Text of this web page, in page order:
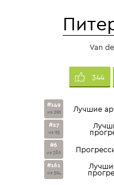
Van
344
#149
из 296 Лучшие
#27
из 95
#6
из 386
#161
из 594